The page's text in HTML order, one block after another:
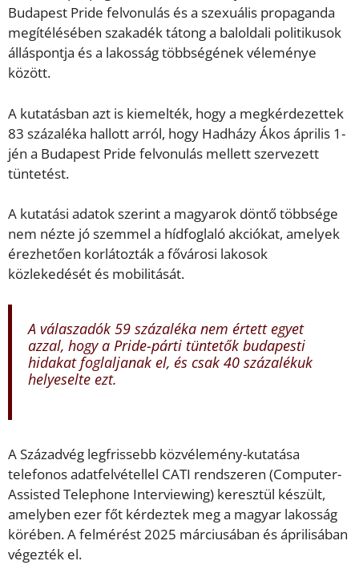
Budapest Pride felvonulás és a szexuális propaganda
megítélésében szakadék tátong a baloldali politikusok
álláspontja és a lakosság többségének véleménye
között.
A kutatásban azt is kiemelték, hogy a megkérdezettek
83 százaléka hallott arról, hogy Hadházy Ákos április 1-
jén a Budapest Pride felvonulás mellett szervezett
tüntetést.
A kutatási adatok szerint a magyarok döntő többsége
nem nézte jó szemmel a hídfoglaló akciókat, amelyek
érezhetően korlátozták a fővárosi lakosok
közlekedését és mobilitását.
A válaszadók 59 százaléka nem értett egyet
azzal, hogy a Pride-párti tüntetők budapesti
hidakat foglaljanak el, és csak 40 százalékuk
helyeselte ezt.
A Századvég legfrissebb közvélemény-kutatása
telefonos adatfelvétellel CATI rendszeren (Computer-
Assisted Telephone Interviewing) keresztül készült,
amelyben ezer főt kérdeztek meg a magyar lakosság
körében. A felmérést 2025 márciusában és áprilisában
végezték el.